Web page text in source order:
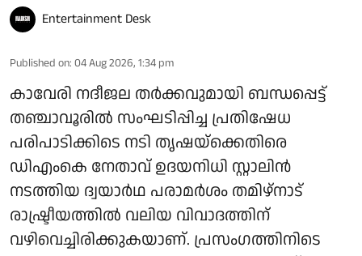
Entertainment Desk
Published on: 04 Aug 2026, 1:34 pm
കാവേരി നദീജല തർക്കവുമായി ബന്ധപ്പെട്ട്
തഞ്ചാവൂരിൽ സംഘടിപ്പിച്ച പ്രതിഷേധ
പരിപാടിക്കിടെ നടി തൃഷയ്‌ക്കെതിരെ
ഡിഎംകെ നേതാവ് ഉദയനിധി സ്റ്റാലിൻ
നടത്തിയ ദ്വയാർഥ പരാമർശം തമിഴ്‌നാട്
രാഷ്ട്രീയത്തിൽ വലിയ വിവാദത്തിന്
വഴിവെച്ചിരിക്കുകയാണ്. പ്രസംഗത്തിനിടെ